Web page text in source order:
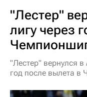
"Лестер"
лигу через
"Лестер" вернулся
год после вылета